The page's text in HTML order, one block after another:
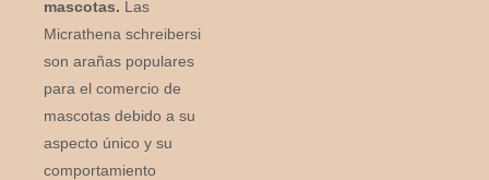
mascotas. Las
Micrathena schreibersi
son arañas populares
para el comercio de
mascotas debido a su
aspecto único y su
comportamiento